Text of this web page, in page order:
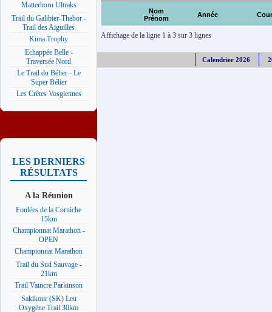
Matterhorn Ultraks
Trail du Galibier-Thabor -
Trail des Aiguilles
Kima Trophy
Echappée Belle -
Traversée Nord
Le Trail du Bélier - Le
Super Bélier
Les Crêtes Vosgiennes
LES DERNIERS
RÉSULTATS
A la Réunion
Foulées de la Corniche
15km
Championnat Marathon -
OPEN
Championnat Marathon
Trail du Sud Sauvage -
21km
Trail Vaincre Parkinson
Sakikour (SK) Leu
Oxygène Trail 30km
Nom
Prénom
Année
Affichage de la ligne 1 à 3 sur 3 lignes
Calendrier 2026